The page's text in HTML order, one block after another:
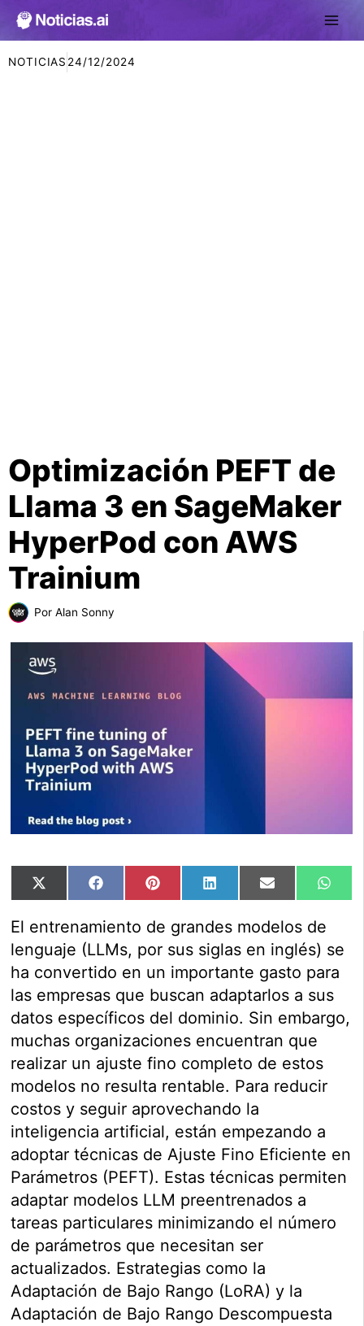
NOTICIAS 24/12/2024
Optimización PEFT de
Llama 3 en SageMaker
HyperPod con AWS
Trainium
Por Alan Sonny
Compartir
en
X
Compartir
en
FacebookCompartir
en
PinterestCompartir
en
LinkedInCompartir
en
Email
en
El entrenamiento de grandes modelos de
lenguaje (LLMs, por sus siglas en inglés) se
ha convertido en un importante gasto para
las empresas que buscan adaptarlos a sus
datos específicos del dominio. Sin embargo,
muchas organizaciones encuentran que
realizar un ajuste fino completo de estos
modelos no resulta rentable. Para reducir
costos y seguir aprovechando la
inteligencia artificial, están empezando a
adoptar técnicas de Ajuste Fino Eficiente en
Parámetros (PEFT). Estas técnicas permiten
adaptar modelos LLM preentrenados a
tareas particulares minimizando el número
de parámetros que necesitan ser
actualizados. Estrategias como la
Adaptación de Bajo Rango (LoRA) y la
Adaptación de Bajo Rango Descompuesta